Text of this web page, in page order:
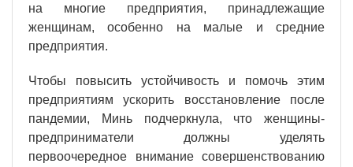
на многие предприятия, принадлежащие
женщинам, особенно на малые и средние
предприятия.
Чтобы повысить устойчивость и помочь этим
предприятиям ускорить восстановление после
пандемии, Минь подчеркнула, что женщины-
предприниматели должны уделять
первоочередное внимание совершенствованию